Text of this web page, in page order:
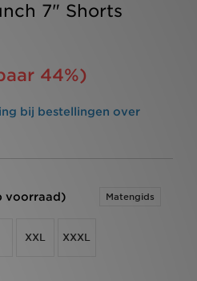
7" Shorts
44%)
bij bestellingen over
voorraad) Matengids
XXL XXXL